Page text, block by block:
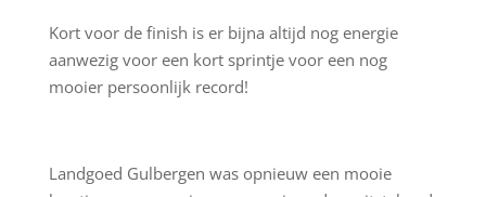
Kort voor de finish is er bijna altijd nog energie
aanwezig voor een kort sprintje voor een nog
mooier persoonlijk record!
Landgoed Gulbergen was opnieuw een mooie